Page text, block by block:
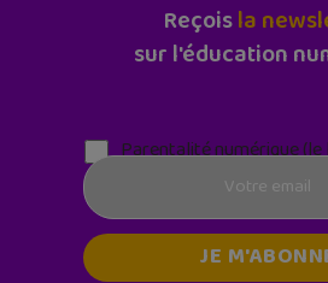
Reçoisla
sur l'éducation
Parentalité numérique (le